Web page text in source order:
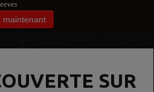
maintenant
SUR